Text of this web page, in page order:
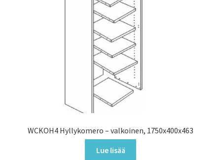
WCKOH4 Hyllykomero – valkoinen, 1750x400x463
Lue lisää